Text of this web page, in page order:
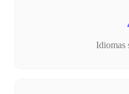
Idiomas